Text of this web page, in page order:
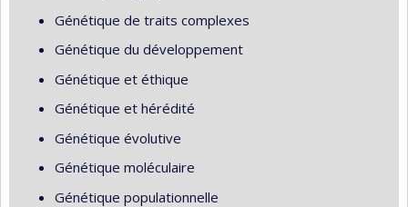
Génétique de traits complexes
Génétique du développement
Génétique et éthique
Génétique et hérédité
Génétique évolutive
Génétique moléculaire
Génétique populationnelle